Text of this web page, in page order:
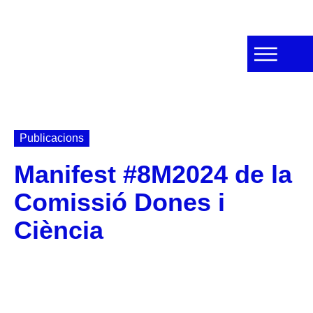
Publicacions
Manifest #8M2024 de la
Comissió Dones i
Ciència